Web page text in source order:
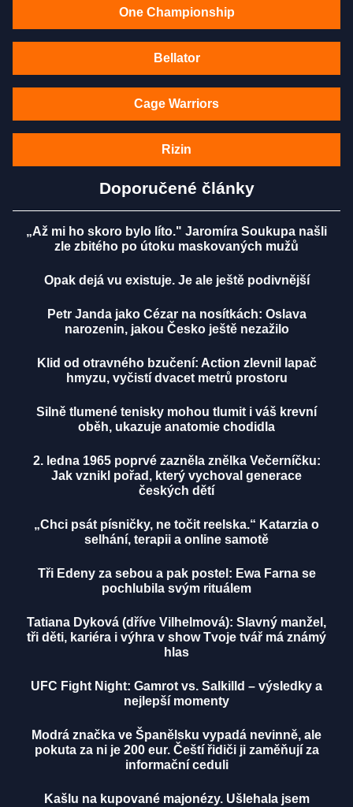
One Championship
Bellator
Cage Warriors
Rizin
Doporučené články
„Až mi ho skoro bylo líto." Jaromíra Soukupa našli
zle zbitého po útoku maskovaných mužů
Opak dejá vu existuje. Je ale ještě podivnější
Petr Janda jako Cézar na nosítkách: Oslava
narozenin, jakou Česko ještě nezažilo
Klid od otravného bzučení: Action zlevnil lapač
hmyzu, vyčistí dvacet metrů prostoru
Silně tlumené tenisky mohou tlumit i váš krevní
oběh, ukazuje anatomie chodidla
2. ledna 1965 poprvé zazněla znělka Večerníčku:
Jak vznikl pořad, který vychoval generace
českých dětí
„Chci psát písničky, ne točit reelska.“ Katarzia o
selhání, terapii a online samotě
Tři Edeny za sebou a pak postel: Ewa Farna se
pochlubila svým rituálem
Tatiana Dyková (dříve Vilhelmová): Slavný manžel,
tři děti, kariéra i výhra v show Tvoje tvář má známý
hlas
UFC Fight Night: Gamrot vs. Salkilld – výsledky a
nejlepší momenty
Modrá značka ve Španělsku vypadá nevinně, ale
pokuta za ni je 200 eur. Čeští řidiči ji zaměňují za
informační ceduli
Kašlu na kupované majonézy. Ušlehala jsem